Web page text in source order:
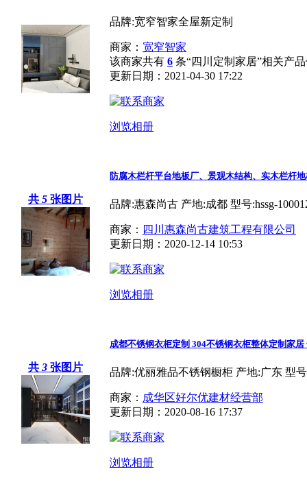
品牌:宽窄智家全屋新定制
商家： 宽窄智家
该商家共有 6 条“四川定制家居”相关产
更新日期：2021-04-30 17:22
浏览相册
共 5 张图片
防腐木栏杆平台地板厂、景观木结构、实木栏杆
品牌:惠森尚古 产地:成都 型号:hssg-
商家： 四川惠森尚古建筑工程有限公司
更新日期：2020-12-14 10:53
浏览相册
共 3 张图片
成都不锈钢衣柜定制 304不锈钢衣柜整体定制家居
品牌:优丽雅品不锈钢橱柜 产地:广东 型
商家： 成华区好尔优建材经营部
更新日期：2020-08-16 17:37
浏览相册